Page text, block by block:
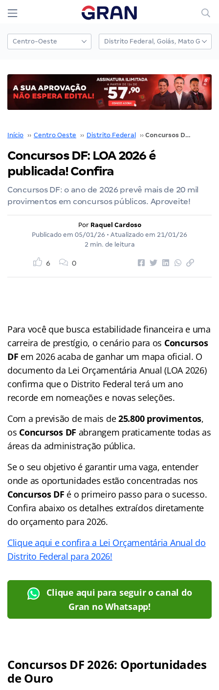
Início ›› Centro Oeste ›› Distrito Federal ›› Concursos DF: LOA 2026 é publicada! Confira
Concursos DF: LOA 2026 é
publicada! Confira
Concursos DF: o ano de 2026 prevê mais de 20 mil
provimentos em concursos públicos. Aproveite!
Por Raquel Cardoso
Publicado em 05/01/26 • Atualizado em 21/01/26
2 min. de leitura
6 0
Para você que busca estabilidade financeira e uma
carreira de prestígio, o cenário para os Concursos
DF em 2026 acaba de ganhar um mapa oficial. O
documento da Lei Orçamentária Anual (LOA 2026)
confirma que o Distrito Federal terá um ano
recorde em nomeações e novas seleções.
Com a previsão de mais de25.800 provimentos,
os Concursos DF abrangem praticamente todas as
áreas da administração pública.
Se o seu objetivo é garantir uma vaga, entender
onde as oportunidades estão concentradas nos
Concursos DF é o primeiro passo para o sucesso.
Confira abaixo os detalhes extraídos diretamente
do orçamento para 2026.
Clique aqui e confira a Lei Orçamentária Anual do
Distrito Federal para 2026!
Clique aqui para seguir o canal do
Gran no Whatsapp!
Concursos DF 2026: Oportunidades
de Ouro